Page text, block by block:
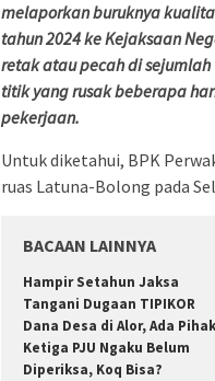
melaporkan buruknya
tahun 2024 ke Kejaksaan
retak atau pecah di
titik yang rusak beberapa
pekerjaan.
Untuk diketahui, BPK
ruas Latuna-Bolong pada
BACAAN LAINNYA
Hampir Setahun Jaksa
Tangani Dugaan TIPIKOR
Dana Desa di Alor, Ada Pihak
Ketiga PJU Ngaku Belum
Diperiksa, Koq Bisa?